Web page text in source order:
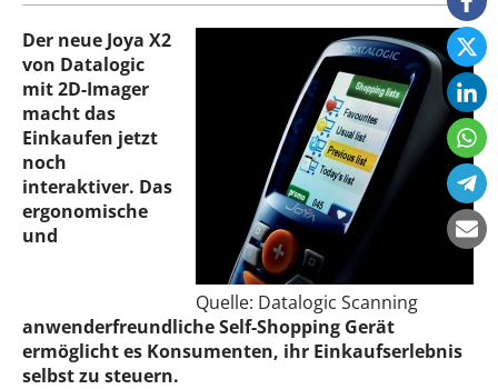
Quelle: Datalogic Scanning
Der neue Joya X2
von Datalogic
mit 2D-Imager
macht das
Einkaufen jetzt
noch
interaktiver. Das
ergonomische
und
anwenderfreundliche Self-Shopping Gerät
ermöglicht es Konsumenten, ihr Einkaufserlebnis
selbst zu steuern.